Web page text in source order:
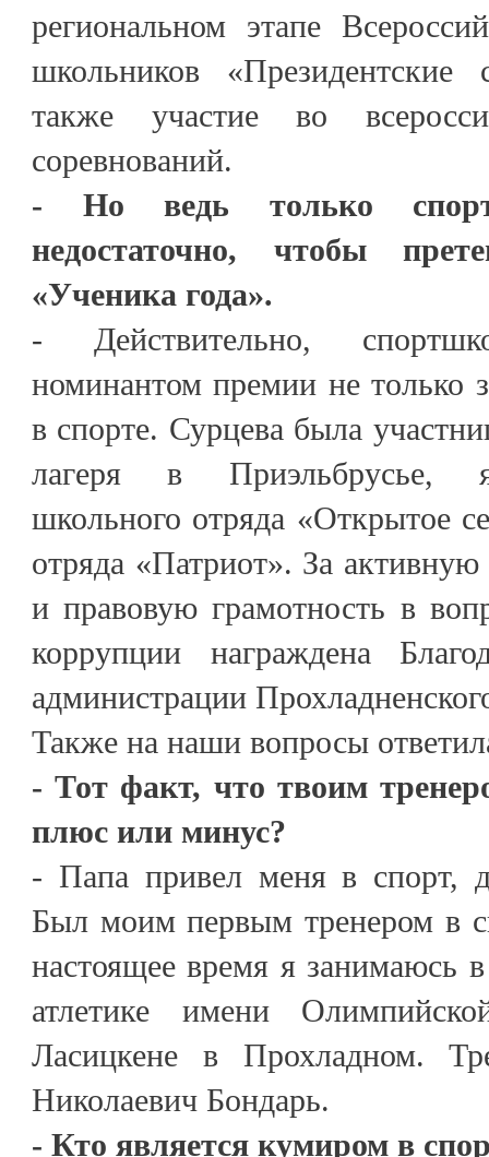
региональном этапе
школьников
также участие во
соревнований.
- Но ведь только
недостаточно, чтобы
«Ученика года».
- Действительно,
номинантом премии не только
в спорте. Сурцева была
лагеря в Приэльбрусье,
школьного отряда «Открытое
отряда «Патриот». За
и правовую грамотность в
коррупции награждена
администрации
Также на наши вопросы
- Тот факт, что твоим
плюс или минус?
- Папа привел меня в спорт,
Был моим первым тренером в
настоящее время я занимаюсь
атлетике имени
Ласицкене в Прохладном.
Николаевич Бондарь.
- Кто является кумиром в